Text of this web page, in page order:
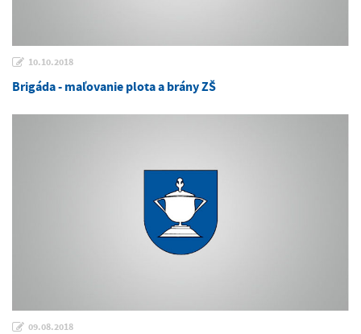
10.10.2018
Brigáda - maľovanie plota a brány ZŠ
09.08.2018